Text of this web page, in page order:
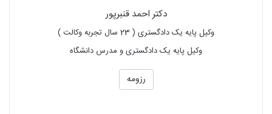
دکتر احمد قنبرپور
وکیل پایه یک دادگستری ( 23 سال تجربه وکالت )
وکیل پایه یک دادگستری و مدرس دانشگاه
رزومه